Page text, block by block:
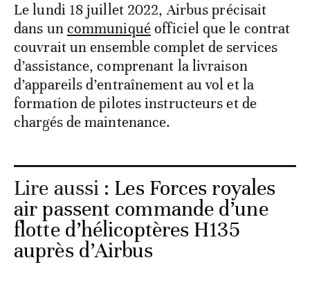
Le lundi 18 juillet 2022, Airbus précisait
dans uncommuniquéofficiel que le contrat
couvrait un ensemble complet de services
d’assistance, comprenant la livraison
d’appareils d’entraînement au vol et la
formation de pilotes instructeurs et de
chargés de maintenance.
Lire aussi : Les Forces royales
air passent commande d’une
flotte d’hélicoptères H135
auprès d’Airbus